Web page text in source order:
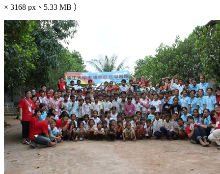
× 3168 px、5.33 MB ）